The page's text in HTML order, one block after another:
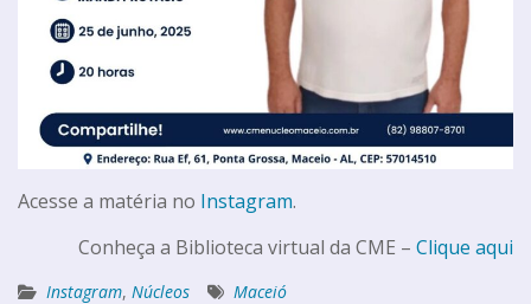
Acesse a matéria no Instagram.
Conheça a Biblioteca virtual da CME – Clique aqui
Instagram, Núcleos Maceió